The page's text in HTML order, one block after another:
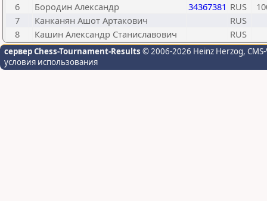
6
Бородин Александр 34367381 RUS
7
Канканян Ашот Артакович
RUS
8
Кашин Александр Станиславович RUS
сервер Chess-Tournament-Results © 2006-2026 Heinz Herzog,
условия использования